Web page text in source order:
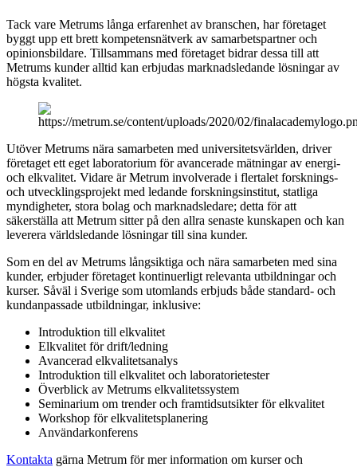
Tack vare Metrums långa erfarenhet av branschen, har företaget
byggt upp ett brett kompetensnätverk av samarbetspartner och
opinionsbildare. Tillsammans med företaget bidrar dessa till att
Metrums kunder alltid kan erbjudas marknadsledande lösningar av
högsta kvalitet.
Utöver Metrums nära samarbeten med universitetsvärlden, driver
företaget ett eget laboratorium för avancerade mätningar av energi-
och elkvalitet. Vidare är Metrum involverade i flertalet forsknings-
och utvecklingsprojekt med ledande forskningsinstitut, statliga
myndigheter, stora bolag och marknadsledare; detta för att
säkerställa att Metrum sitter på den allra senaste kunskapen och kan
leverera världsledande lösningar till sina kunder.
Som en del av Metrums långsiktiga och nära samarbeten med sina
kunder, erbjuder företaget kontinuerligt relevanta utbildningar och
kurser. Såväl i Sverige som utomlands erbjuds både standard- och
kundanpassade utbildningar, inklusive:
Introduktion till elkvalitet
Elkvalitet för drift/ledning
Avancerad elkvalitetsanalys
Introduktion till elkvalitet och laboratorietester
Överblick av Metrums elkvalitetssystem
Seminarium om trender och framtidsutsikter för elkvalitet
Workshop för elkvalitetsplanering
Användarkonferens
Kontakta gärna Metrum för mer information om kurser och